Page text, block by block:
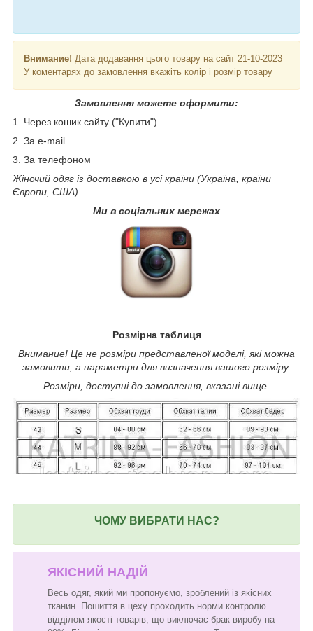
Внимание! Дата додавання цього товару на сайт 21-10-2023
У коментарях до замовлення вкажіть колір і розмір товару
Замовлення можете оформити:
1. Через кошик сайту ("Купити")
2. За e-mail
3. За телефоном
Жіночий одяг із доставкою в усі країни (Україна, країни
Європи, США)
Ми в соціальних мережах
Розмірна таблиця
Внимание! Це не розміри представленої моделі, які можна
замовити, а параметри для визначення вашого розміру.
Розміри, доступні до замовлення, вказані вище.
ЧОМУ ВИБРАТИ НАС?
ЯКІСНИЙ НАДІЙ
Весь одяг, який ми пропонуємо, зроблений із якісних
тканин. Пошиття в цеху проходить норми контролю
відділом якості товарів, що виключає брак виробу на